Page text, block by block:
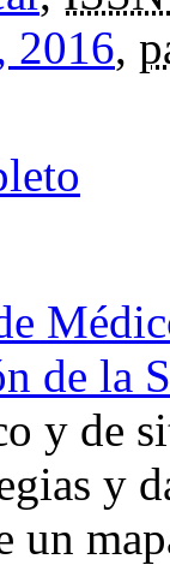
2016,
de la
y de
y
un